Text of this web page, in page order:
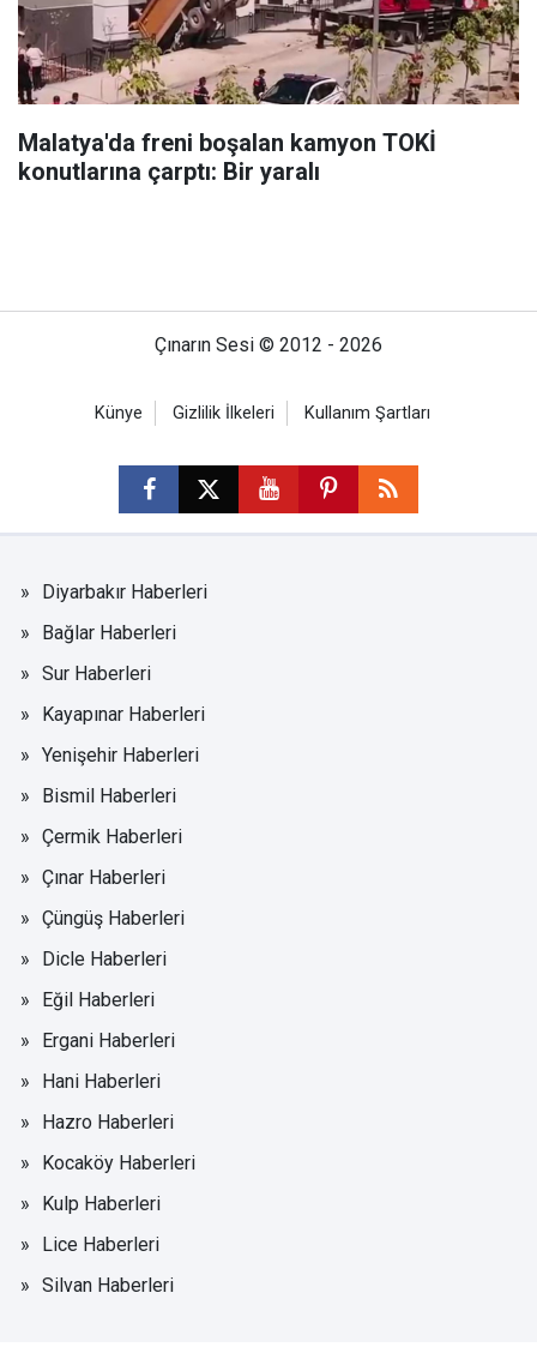
Malatya'da freni boşalan kamyon TOKİ
konutlarına çarptı: Bir yaralı
Çınarın Sesi © 2012 - 2026
Künye Gizlilik İlkeleri Kullanım Şartları
Diyarbakır Haberleri
Bağlar Haberleri
Sur Haberleri
Kayapınar Haberleri
Yenişehir Haberleri
Bismil Haberleri
Çermik Haberleri
Çınar Haberleri
Çüngüş Haberleri
Dicle Haberleri
Eğil Haberleri
Ergani Haberleri
Hani Haberleri
Hazro Haberleri
Kocaköy Haberleri
Kulp Haberleri
Lice Haberleri
Silvan Haberleri